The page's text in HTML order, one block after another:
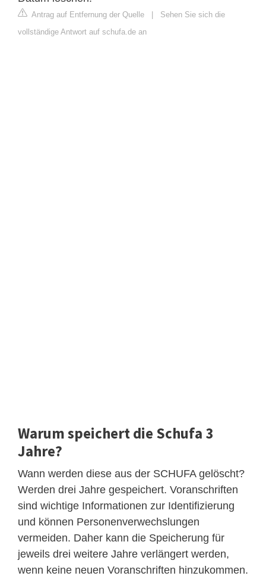
Antrag auf Entfernung der Quelle | Sehen Sie sich die
vollständige Antwort auf schufa.de an
Warum speichert die Schufa 3
Jahre?
Wann werden diese aus der SCHUFA gelöscht?
Werden drei Jahre gespeichert. Voranschriften
sind wichtige Informationen zur Identifizierung
und können Personenverwechslungen
vermeiden. Daher kann die Speicherung für
jeweils drei weitere Jahre verlängert werden,
wenn keine neuen Voranschriften hinzukommen.